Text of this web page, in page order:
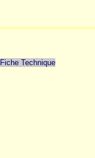
Fiche Technique